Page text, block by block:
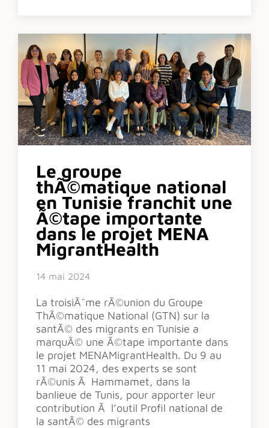
Le groupe
thÃ©matique national
en Tunisie franchit une
Ã©tape importante
dans le projet MENA
MigrantHealth
14 mai 2024
La troisiÃ¨me rÃ©union du Groupe
ThÃ©matique National (GTN) sur la
santÃ© des migrants en Tunisie a
marquÃ© une Ã©tape importante dans
le projet MENAMigrantHealth. Du 9 au
11 mai 2024, des experts se sont
rÃ©unis Ã Hammamet, dans la
banlieue de Tunis, pour apporter leur
contribution Ã l’outil Profil national de
la santÃ© des migrants